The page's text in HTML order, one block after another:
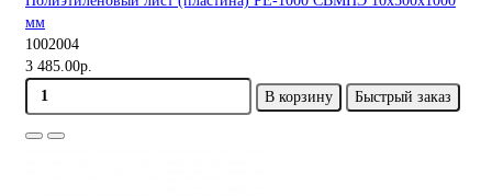
мм
1002004
3 485.00р.
В корзину
Быстрый заказ